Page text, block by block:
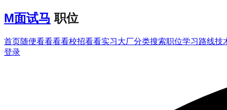
M面试马 职位
首页随便看看看看校招看看实习大厂分类搜索职位学习路线技
登录